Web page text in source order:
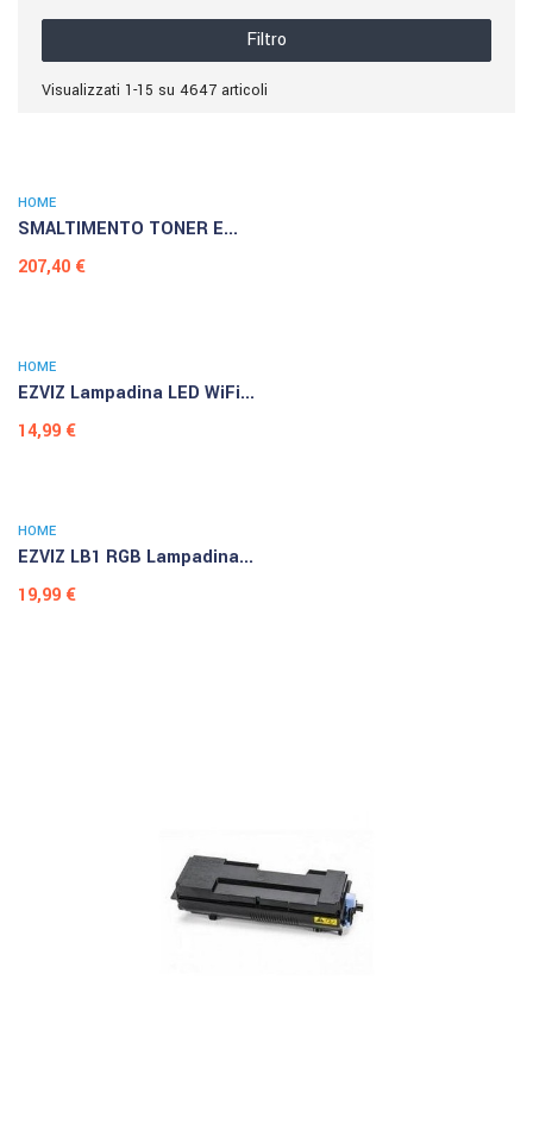
Filtro
Visualizzati 1-15 su 4647 articoli
HOME
SMALTIMENTO TONER E...
Prezzo
207,40 €
HOME
EZVIZ Lampadina LED WiFi...
Prezzo
14,99 €
HOME
EZVIZ LB1 RGB Lampadina...
Prezzo
19,99 €